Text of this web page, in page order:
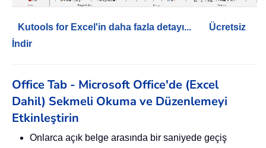
Kutools for Excel'in daha fazla detayı...
Ücretsiz
İndir
Office Tab - Microsoft Office'de (Excel
Dahil) Sekmeli Okuma ve Düzenlemeyi
Etkinleştirin
Onlarca açık belge arasında bir saniyede geçiş